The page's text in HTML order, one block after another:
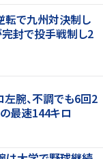
転で九州対決制し
完封で投手戦制し2
左腕、不調でも6回2
最速144キロ